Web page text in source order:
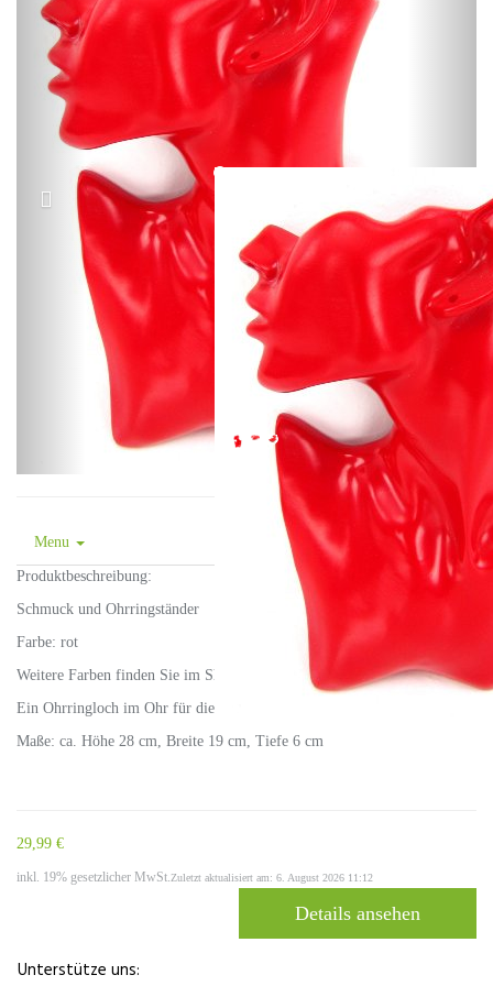
Menu
Produktbeschreibung:
Schmuck und Ohrringständer
Farbe: rot
Weitere Farben finden Sie im Shop bei uns.
Ein Ohrringloch im Ohr für die Präsentation von Ohrringen.
Maße: ca. Höhe 28 cm, Breite 19 cm, Tiefe 6 cm
29,99 €
inkl. 19% gesetzlicher MwSt.Zuletzt aktualisiert am: 6. August 2026 11:12
Details ansehen
Unterstütze uns: